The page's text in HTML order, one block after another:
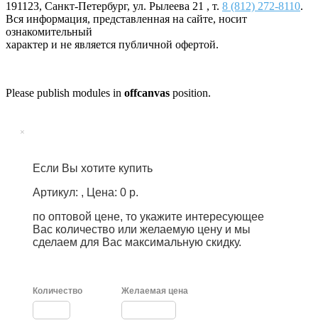
191123, Санкт-Петербург, ул. Рылеева 21 , т. 8 (812) 272-8110.
Вся информация, представленная на сайте, носит
ознакомительный
характер и не является публичной офертой.
Please publish modules in offcanvas position.
×
Если Вы хотите купить
Артикул: , Цена: 0 р.
по оптовой цене, то укажите интересующее
Вас количество или желаемую цену и мы
сделаем для Вас максимальную скидку.
Количество Желаемая цена